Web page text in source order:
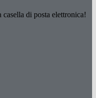
di posta elettronica!